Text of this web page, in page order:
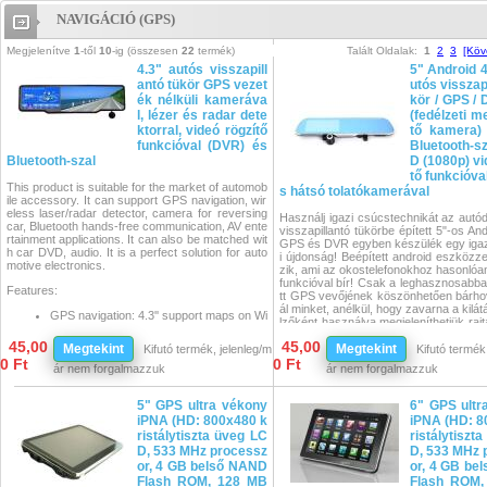
Navigáció (GPS)
NAVIGÁCIÓ (GPS)
Megjelenítve 1-től 10-ig (összesen 22 termék) Talált Oldalak: 1 2 3
4.3" autós visszapill
antó tükör GPS vezet
ék nélküli kameráva
l, lézer és radar dete
ktorral, videó rögzítő
funkcióval (DVR) és
Bluetooth-szal
This product is suitable for the market of automob
ile accessory. It can support GPS navigation, wir
eless laser/radar detector, camera for reversing
car, Bluetooth hands-free communication, AV ente
rtainment applications. It can also be matched wit
h car DVD, audio. It is a perfect solution for auto
motive electronics.
Features:
GPS navigation: 4.3'' support maps on Wi
Rear view mirror: wide-angle view, doubl
e curvature, Blue Coating avoid dazzle
Wireless laser/radar detector (opcionális)
s full band detection. Such as X
band, K band, Ka band, Ku band
and laser.
Voice alert is adjustable on 4 leve
ls of volume: loud, medium, quiet
and mute.
45,00
0 Ft
Megtekint
Kifutó termék, jelenleg/m
ár nem forgalmazzuk
5" Android
utós
kör / GPS /
(fedélzeti
tő kamera)
Bluetooth-
D (1080p)
tő
s hátsó tolatókamerával
Használj igazi csúcstechnikát az
visszapillantó tükörbe épített 5"-os
GPS és DVR egyben készülék egy
i újdonság! Beépített android
zik, ami az okostelefonokhoz
funkcióval bír! Csak a
tt GPS vevőjének köszönhetően
ál minket, anélkül, hogy zavarna a
lzőként használva megjeleníthetjük
ameránk képét is.
This is5 inch GPS Rearview Mirror
amera
DVR+ AV-In + vehicle rear
and
WiFi(Internet support) and
perating System. Blue mirror, unique
sign. Precise Capacitive Touch
ontrol. Easy to install android
PS Navigation, built-in WiFi, FM
MP4 playing, multiple APP download
n One Device with mutiple functions!
With this Android WiFi Intelligent
driving journey will be colorful and
45,00
0 Ft
Megtekint
Kifutó
ár nem forgalmazzuk
5" GPS ultra vékony
iPNA (HD: 800x480 k
ristálytiszta üveg LC
D, 533 MHz processz
or, 4 GB belső NAND
Flash ROM, 128 MB
6" GPS
iPNA (HD:
ristálytiszta
D, 533 MHz
or, 4 GB
Flash